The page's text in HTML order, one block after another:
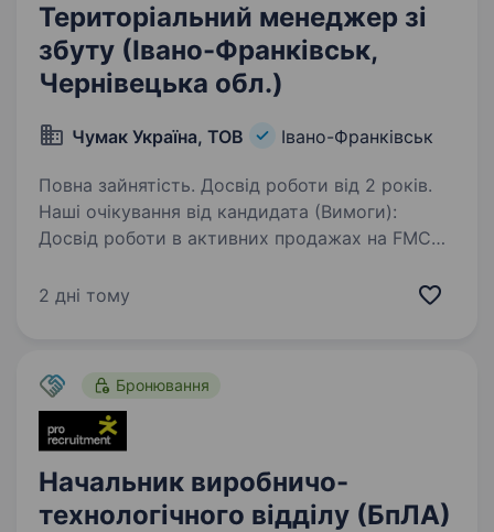
Територіальний менеджер зі
збуту (Івано-Франківськ,
Чернівецька обл.)
Чумак Україна, ТОВ Івано-Франківськ
Повна зайнятість. Досвід роботи від 2 років.
Наші очікування від кандидата (Вимоги):
Досвід роботи в активних продажах на FMCG-
досвід управління торговою командою,
2 дні тому
Бронювання
Начальник виробничо-
технологічного відділу (БпЛА)